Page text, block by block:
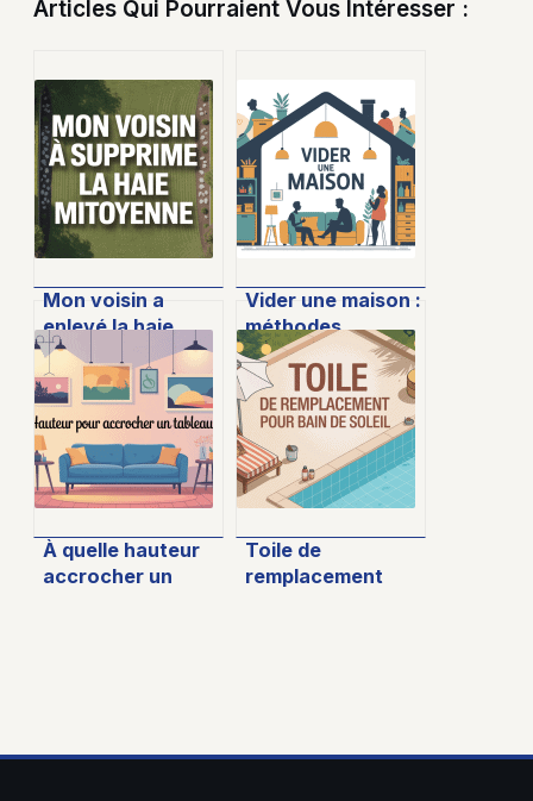
Articles Qui Pourraient Vous Intéresser :
Mon voisin a
enlevé la haie
mitoyenne :
droits, recours et
solutions sereines
Vider une maison :
méthodes,
astuces et
solutions pour
bien faire les
choses
À quelle hauteur
accrocher un
Toile de
remplacement